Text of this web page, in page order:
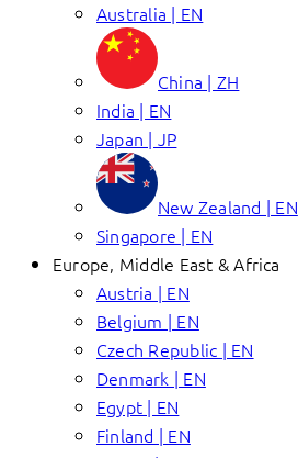
Australia | EN
China | ZH
India | EN
Japan | JP
New Zealand | EN
Singapore | EN
Europe, Middle East & Africa
Austria | EN
Belgium | EN
Czech Republic | EN
Denmark | EN
Egypt | EN
Finland | EN